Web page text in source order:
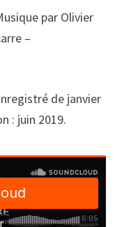
par Olivier
–
de janvier
: juin 2019.